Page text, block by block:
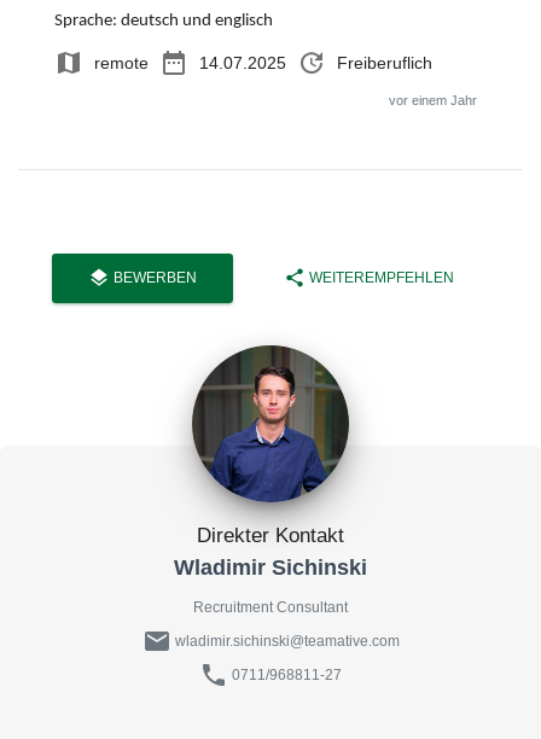
Sprache: deutsch und englisch
map remote date_range 14.07.2025 update Freiberuflich
vor einem Jahr
layers BEWERBEN share WEITEREMPFEHLEN
Direkter Kontakt
Wladimir Sichinski
Recruitment Consultant
mail wladimir.sichinski@teamative.com
phone 0711/968811-27